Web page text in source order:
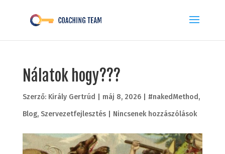
Nálatok hogy???
Szerző: Király Gertrúd máj 8, 2026| #nakedMethod,
Blog, Szervezetfejlesztés| Nincsenek hozzászólások